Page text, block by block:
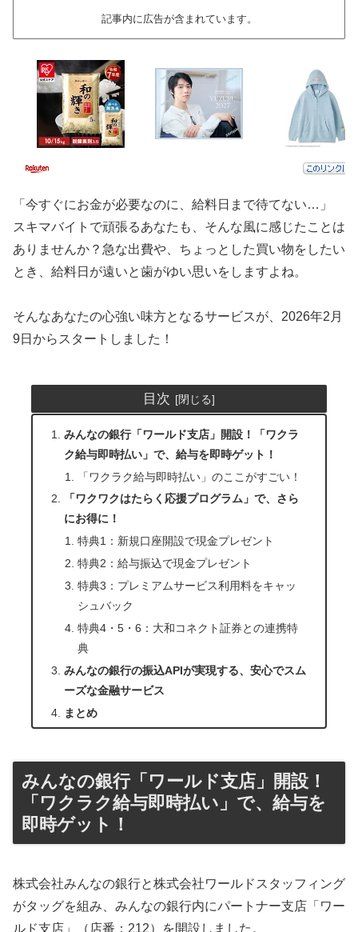
記事内に広告が含まれています。
「今すぐにお金が必要なのに、給料日まで待てない…」
スキマバイトで頑張るあなたも、そんな風に感じたことは
ありませんか？急な出費や、ちょっとした買い物をしたい
とき、給料日が遠いと歯がゆい思いをしますよね。
そんなあなたの心強い味方となるサービスが、2026年2月
9日からスタートしました！
目次
みんなの銀行「ワールド支店」開設！「ワクラ
ク給与即時払い」で、給与を即時ゲット！
「ワクラク給与即時払い」のここがすごい！
「ワクワクはたらく応援プログラム」で、さら
にお得に！
特典1：新規口座開設で現金プレゼント
特典2：給与振込で現金プレゼント
特典3：プレミアムサービス利用料をキャッ
シュバック
特典4・5・6：大和コネクト証券との連携特
典
みんなの銀行の振込APIが実現する、安心でスム
ーズな金融サービス
まとめ
みんなの銀行「ワールド支店」開設！
「ワクラク給与即時払い」で、給与を
即時ゲット！
株式会社みんなの銀行と株式会社ワールドスタッフィング
がタッグを組み、みんなの銀行内にパートナー支店「ワー
ルド支店」（店番：212）を開設しました。